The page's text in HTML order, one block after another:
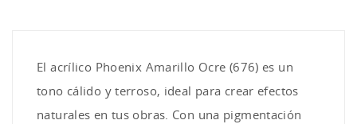
El acrílico Phoenix Amarillo Ocre (676) es un
tono cálido y terroso, ideal para crear efectos
naturales en tus obras. Con una pigmentación